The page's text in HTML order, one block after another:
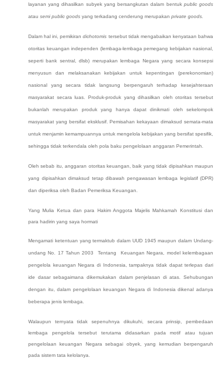
layanan yang dihasilkan subyek yang bersangkutan dalam bentuk public goods
atau semipublic goods yang terkadang cenderung merupakan private goods.
Dalam hal ini, pemikirandichotomis tersebut tidak mengabaikan kenyataan bahwa
otoritas keuangan independen (lembaga-lembaga pemegang kebijakan nasional,
seperti bank sentral, dlsb) merupakan lembaga Negara yang secara konsepsi
menyusun dan melaksanakan kebijakan untuk kepentingan (perekonomian)
nasional yang secara tidak langsung berpengaruh terhadap kesejahteraan
masyarakat secara luas. Produk-produk yang dihasilkan oleh otoritas tersebut
bukanlah merupakan produk yang hanya dapat dinikmati oleh sekelompok
masyarakat yang bersifat eksklusif. Pemisahan kekayaan dimaksud semata-mata
untuk menjamin kemampuannya untuk mengelola kebijakan yang bersifat spesifik,
sehingga tidak terkendala oleh pola baku pengelolaan anggaran Pemerintah.
Oleh sebab itu, anggaran otoritas keuangan, baik yang tidak dipisahkan maupun
yang dipisahkan dimaksud tetap dibawah pengawasan lembaga legislatif (DPR)
dan diperiksa oleh Badan Pemeriksa Keuangan.
Yang Mulia Ketua dan para Hakim Anggota Majelis Mahkamah Konstitusi dan
para hadirin yang saya hormati
Mengamati ketentuan yang termaktub dalam UUD 1945 maupun dalam Undang-
undang No. 17 Tahun 2003 Tentang Keuangan Negara, model kelembagaan
pengelola keuangan Negara di Indonesia, tampaknya tidak dapatterlepasdari
ide dasar sebagaimana dikemukakan dalam penjelasan di atas. Sehubungan
dengan itu, dalam pengelolaan keuangan Negara di Indonesia dikenal adanya
beberapa jenis lembaga.
Walaupun ternyata tidak sepenuhnya dikukuhi, secara prinsip, pembedaan
lembaga pengelola tersebut terutama didasarkan pada motif atau tujuan
pengelolaan keuangan Negara sebagai obyek, yang kemudian berpengaruh
pada sistem tata kelolanya.